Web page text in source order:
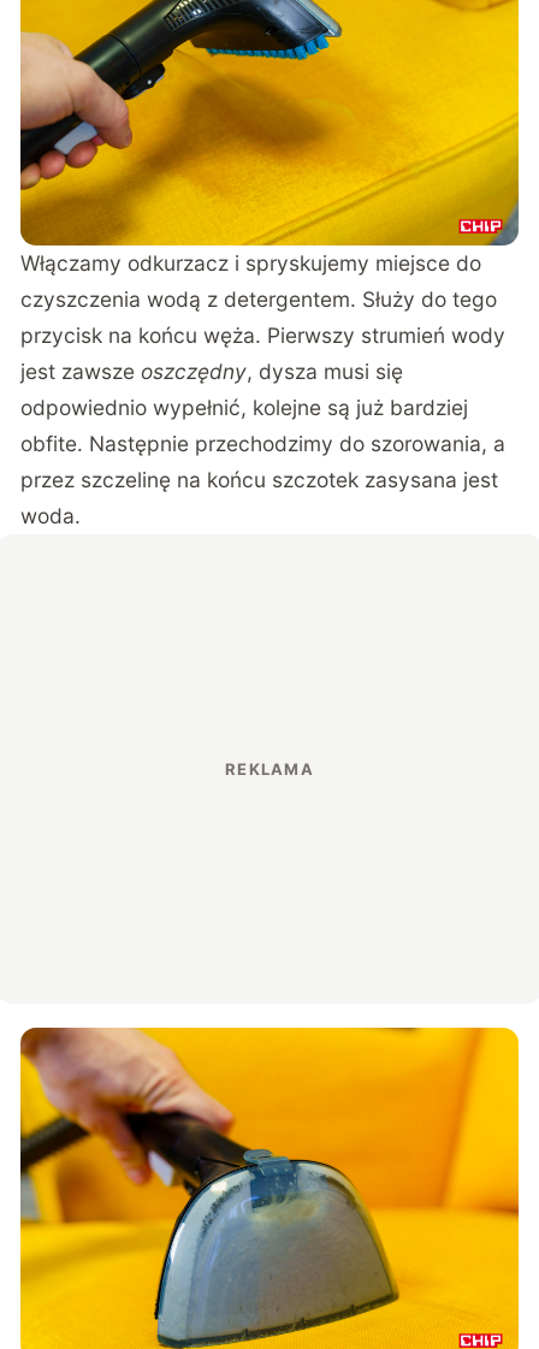
Włączamy odkurzacz i spryskujemy miejsce do
czyszczenia wodą z detergentem. Służy do tego
przycisk na końcu węża. Pierwszy strumień wody
jest zawszeoszczędny, dysza musi się
odpowiednio wypełnić, kolejne są już bardziej
obfite. Następnie przechodzimy do szorowania, a
przez szczelinę na końcu szczotek zasysana jest
woda.